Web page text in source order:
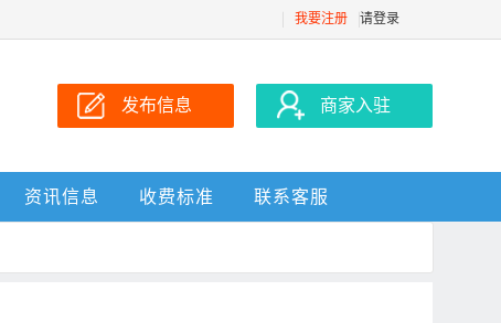
我要注册 请登录
发布信息 商家入驻
资讯信息 收费标准 联系客服